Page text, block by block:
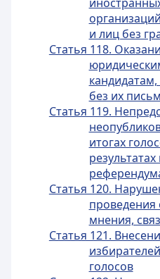
и лиц без
Статья 118.
без их
Статья 119.
итогах
Статья 120.
мнения,
Статья 121.
голосов